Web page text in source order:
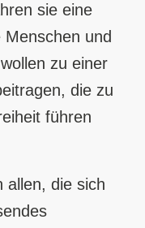
sie eine
und
zu einer
die zu
führen
allen, die sich